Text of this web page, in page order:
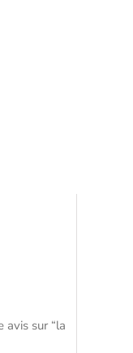
avis sur “la